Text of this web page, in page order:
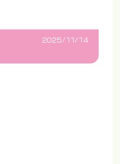
2025/11/14